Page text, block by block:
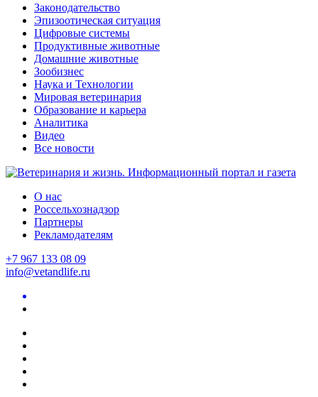
Законодательство
Эпизоотическая ситуация
Цифровые системы
Продуктивные животные
Домашние животные
Зообизнес
Наука и Технологии
Мировая ветеринария
Образование и карьера
Аналитика
Видео
Все новости
О нас
Россельхознадзор
Партнеры
Рекламодателям
+7 967 133 08 09
info@vetandlife.ru